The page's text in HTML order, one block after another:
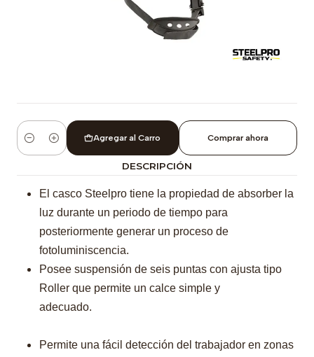
Cantidad
Agregar al Carro Comprar ahora
DESCRIPCIÓN
El casco Steelpro tiene la propiedad de absorber la
luz durante un periodo de tiempo para
posteriormente generar un proceso de
fotoluminiscencia.
Posee suspensión de seis puntas con ajusta tipo
Roller que permite un calce simple y
adecuado.
Permite una fácil detección del trabajador en zonas